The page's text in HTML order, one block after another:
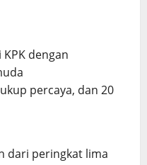
dengan
percaya, dan 20
dari peringkat lima